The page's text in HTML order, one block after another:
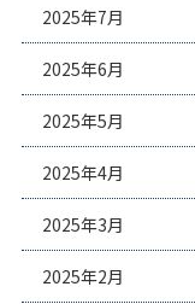
2025年7月
2025年6月
2025年5月
2025年4月
2025年3月
2025年2月